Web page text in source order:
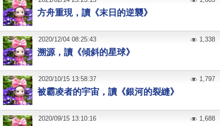
方舟重現，讀《末日的逆襲》
溯源，讀《傾斜的星球》
2020/12/04 08:25:43 1,338
被霸凌者的宇宙，讀《銀河的裂縫》
2020/10/15 13:58:37 1,797
2020/09/15 13:10:16 1,688